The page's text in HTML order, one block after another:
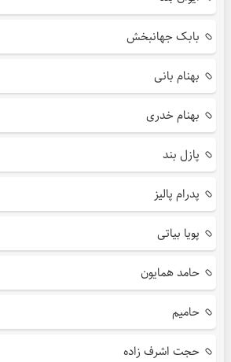
بابک جهانبخش
بهنام بانی
بهنام خدری
پازل بند
پدرام پالیز
پویا بیاتی
حامد همایون
حامیم
حجت اشرف زاده